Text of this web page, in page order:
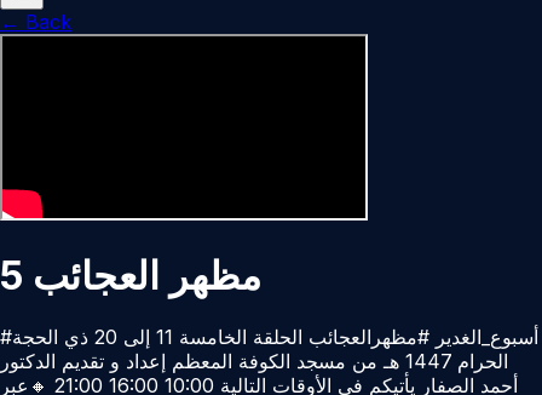
← Back
مظهر العجائب 5
#أسبوع_الغدير #مظهرالعجائب الحلقة الخامسة 11 إلى 20 ذي الحجة
الحرام 1447 هـ من مسجد الكوفة المعظم إعداد و تقديم الدكتور
أحمد الصفار يأتيكم في الأوقات التالية 10:00 16:00 21:00 🔸عبر